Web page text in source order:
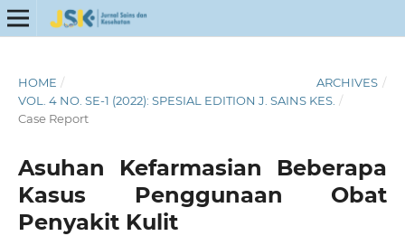
HOME / ARCHIVES /
VOL. 4 NO. SE-1 (2022): SPESIAL EDITION J. SAINS KES. /
Case Report
Asuhan Kefarmasian Beberapa
Kasus Penggunaan Obat
Penyakit Kulit